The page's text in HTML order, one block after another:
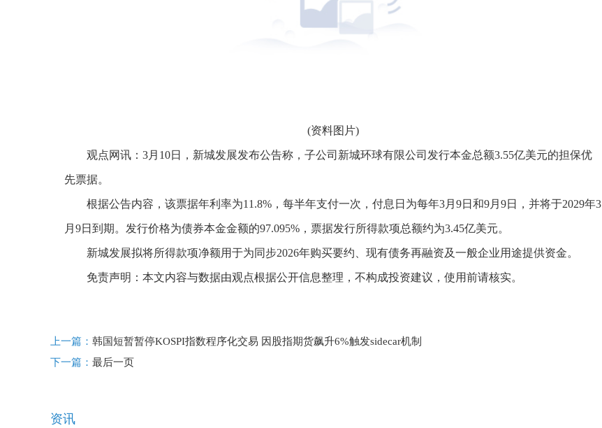
(资料图片)
观点网讯：3月10日，新城发展发布公告称，子公司新城环球有限公司发行本金总额3.55亿美元的担保优
先票据。
根据公告内容，该票据年利率为11.8%，每半年支付一次，付息日为每年3月9日和9月9日，并将于2029年3
月9日到期。发行价格为债券本金金额的97.095%，票据发行所得款项总额约为3.45亿美元。
新城发展拟将所得款项净额用于为同步2026年购买要约、现有债务再融资及一般企业用途提供资金。
免责声明：本文内容与数据由观点根据公开信息整理，不构成投资建议，使用前请核实。
上一篇： 韩国短暂暂停KOSPI指数程序化交易 因股指期货飙升6%触发sidecar机制
下一篇： 最后一页
资讯